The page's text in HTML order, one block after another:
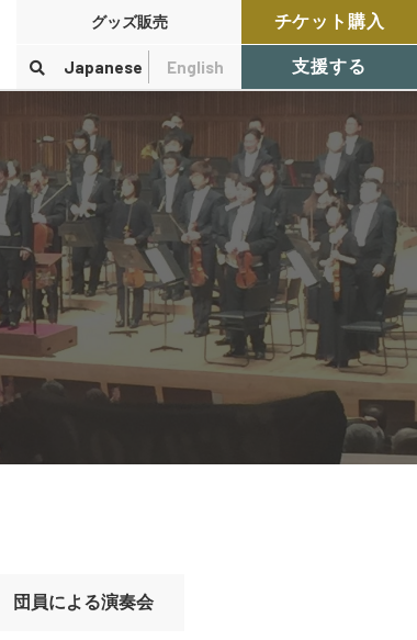
て
グッズ販売
Japanese English
チケット購入
支援する
団員による演奏会